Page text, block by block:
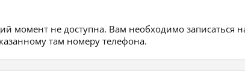
момент не доступна. Вам необходимо записаться
там номеру телефона.